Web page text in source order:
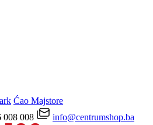
Ćao Majstore
008 008 info@centrumshop.ba